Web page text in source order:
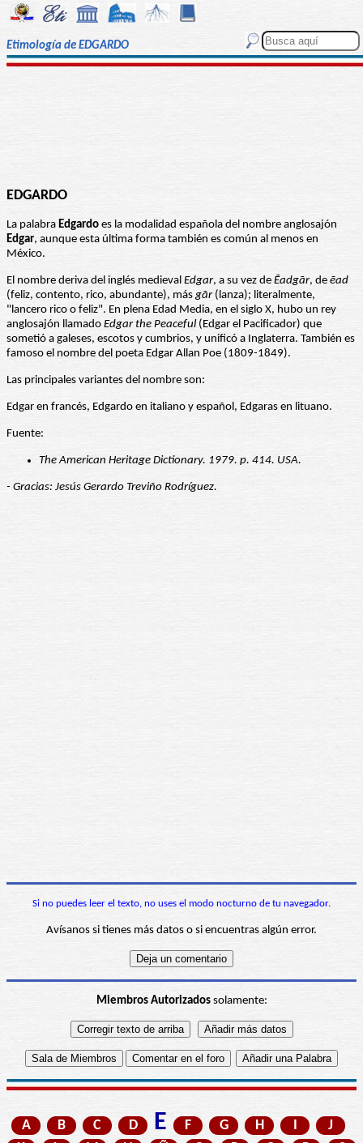
Etimología de EDGARDO
EDGARDO
La palabra Edgardo es la modalidad española del nombre anglosajón
Edgar, aunque esta última forma también es común al menos en
México.
El nombre deriva del inglés medieval Edgar, a su vez de Ēadgār, de ēad
(feliz, contento, rico, abundante), másgār(lanza); literalmente,
"lancero rico o feliz". En plena Edad Media, en el siglo X, hubo un rey
anglosajón llamado Edgar the Peaceful (Edgar el Pacificador) que
sometió a galeses, escotos y cumbrios, y unificó a Inglaterra. También es
famoso el nombre del poeta Edgar Allan Poe (1809-1849).
Las principales variantes del nombre son:
Edgar en francés, Edgardo en italiano y español, Edgaras en lituano.
Fuente:
The American Heritage Dictionary. 1979. p. 414. USA.
- Gracias: Jesús Gerardo Treviño Rodríguez.
Si no puedes leer el texto, no uses el modo nocturno de tu navegador.
Avísanos si tienes más datos o si encuentras algún error.
Miembros Autorizadossolamente:
A B C D E F G H I
J